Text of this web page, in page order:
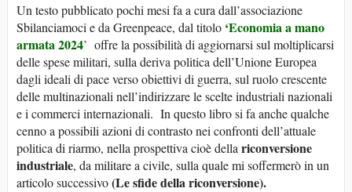
Un testo pubblicato pochi mesi fa a cura dall’associazione
Sbilanciamoci e da Greenpeace, dal titolo ‘Economia a mano
armata 2024’ offre la possibilità di aggiornarsi sul moltiplicarsi
delle spese militari, sulla deriva politica dell’Unione Europea
dagli ideali di pace verso obiettivi di guerra, sul ruolo crescente
delle multinazionali nell’indirizzare le scelte industriali nazionali
e i commerci internazionali. In questo libro si fa anche qualche
cenno a possibili azioni di contrasto nei confronti dell’attuale
politica di riarmo, nella prospettiva cioè della riconversione
industriale, da militare a civile, sulla quale mi soffermerò in un
articolo successivo(Le sfide della riconversione).